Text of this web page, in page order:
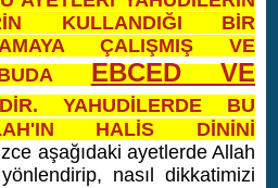
KULLANDIĞI BİR
ÇALIŞMIŞ VE
BUDA EBCED VE
YAHUDİLERDE BU
HALİS DİNİNİ
aşağıdaki ayetlerde Allah
nasıl dikkatimizi